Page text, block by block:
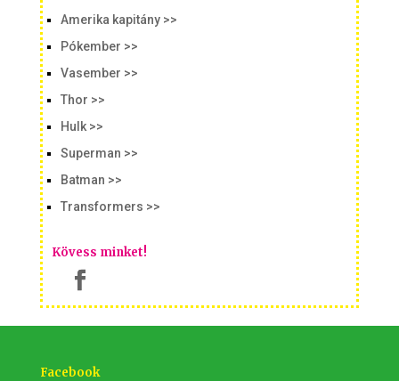
Amerika kapitány >>
Pókember >>
Vasember >>
Thor >>
Hulk >>
Superman >>
Batman >>
Transformers >>
Kövess minket!
Facebook